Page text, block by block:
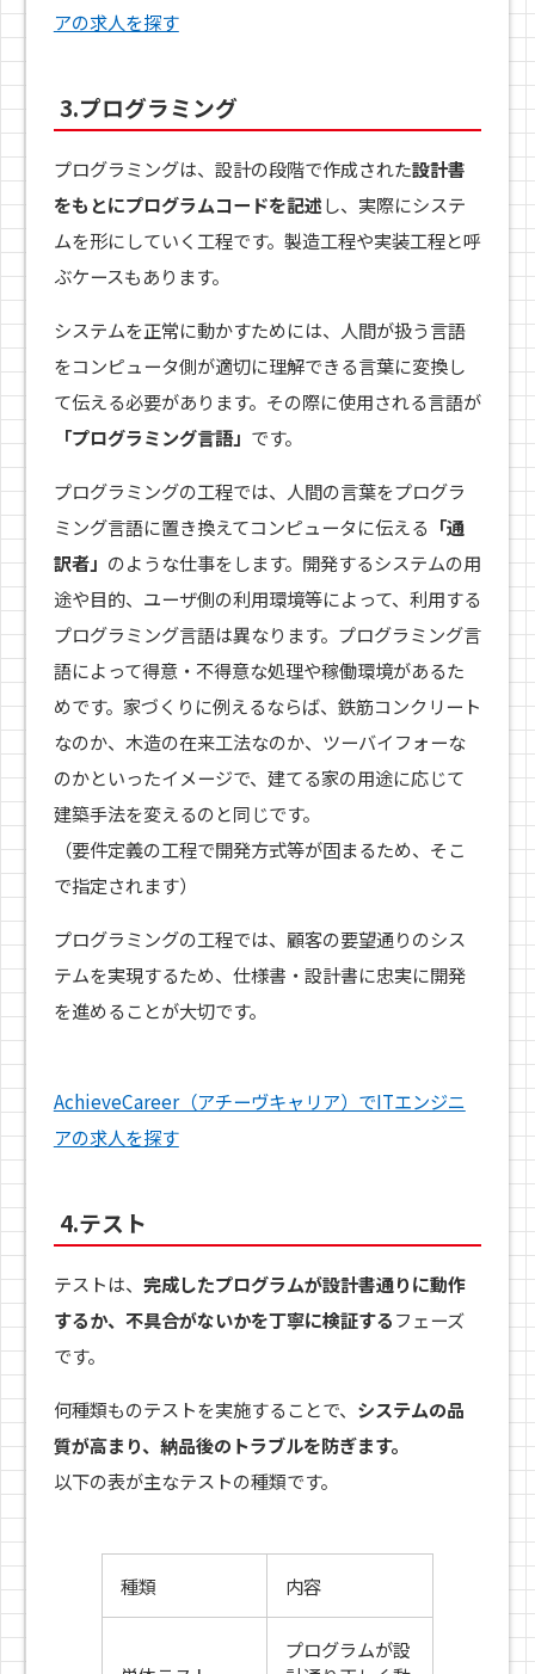
アの求人を探す
3.プログラミング
プログラミングは、設計の段階で作成された設計書
をもとにプログラムコードを記述し、実際にシステ
ムを形にしていく工程です。製造工程や実装工程と呼
ぶケースもあります。
システムを正常に動かすためには、人間が扱う言語
をコンピュータ側が適切に理解できる言葉に変換し
て伝える必要があります。その際に使用される言語が
「プログラミング言語」 です。
プログラミングの工程では、人間の言葉をプログラ
ミング言語に置き換えてコンピュータに伝える 「通
訳者」 のような仕事をします。開発するシステムの用
途や目的、ユーザ側の利用環境等によって、利用する
プログラミング言語は異なります。プログラミング言
語によって得意・不得意な処理や稼働環境があるた
めです。家づくりに例えるならば、鉄筋コンクリート
なのか、木造の在来工法なのか、ツーバイフォーな
のかといったイメージで、建てる家の用途に応じて
建築手法を変えるのと同じです。
（要件定義の工程で開発方式等が固まるため、そこ
で指定されます）
プログラミングの工程では、顧客の要望通りのシス
テムを実現するため、仕様書・設計書に忠実に開発
を進めることが大切です。
AchieveCareer（アチーヴキャリア）でITエンジニ
アの求人を探す
4.テスト
テストは、 完成したプログラムが設計書通りに動作
するか、不具合がないかを丁寧に検証するフェーズ
です。
何種類ものテストを実施することで、 システムの品
質が高まり、納品後のトラブルを防ぎます。
以下の表が主なテストの種類です。
種類 内容
プログラムが設